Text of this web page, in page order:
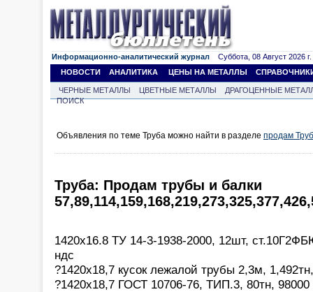
Информационно-аналитический журнал Суббота, 08 Август 2026 г.
НОВОСТИ
АНАЛИТИКА ЦЕНЫ НА МЕТАЛЛЫ
ЧЕРНЫЕ МЕТАЛЛЫ ЦВЕТНЫЕ МЕТАЛЛЫ
ДРАГОЦЕННЫЕ
ПОИСК
Объявления по теме Труба можно найти в разделе продам
Труба: Продам трубы и балки
1420х16.8 ТУ 14-3-1938-2000, 12шт,
ндс
?1420х18,7 кусок лежалой трубы 2,3м,
?1420х18,7 ГОСТ 10706-76, ТИП.3, 80тн, 98000